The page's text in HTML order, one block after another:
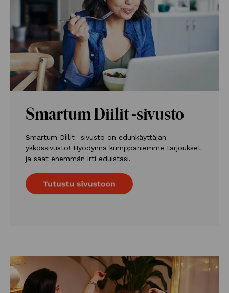
Smartum Diilit -sivusto
Smartum Diilit -sivusto on edunkäyttäjän
ykkössivusto! Hyödynnä kumppaniemme tarjoukset
ja saat enemmän irti eduistasi.